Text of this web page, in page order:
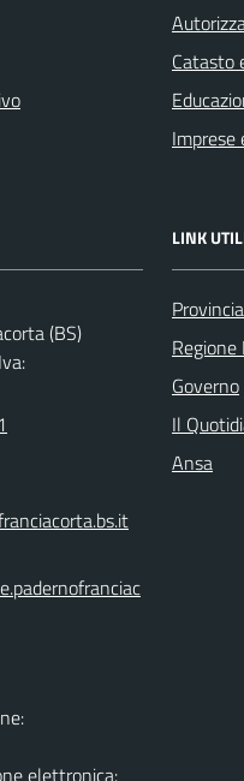
Catasto
Imprese
(BS)
elettronica:
LINK
Regione
Governo
Il
Ansa